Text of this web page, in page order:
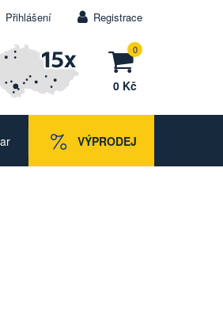
Přihlášení Registrace
0
0 Kč
VÝPRODEJ